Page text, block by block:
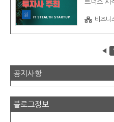
주콘텐츠
이버
트너스 시
파트너스
역할이 아
존에 없던
하는 공
화한 아
디어를 만
비즈니
◀ 1
공지사항
블로그정보